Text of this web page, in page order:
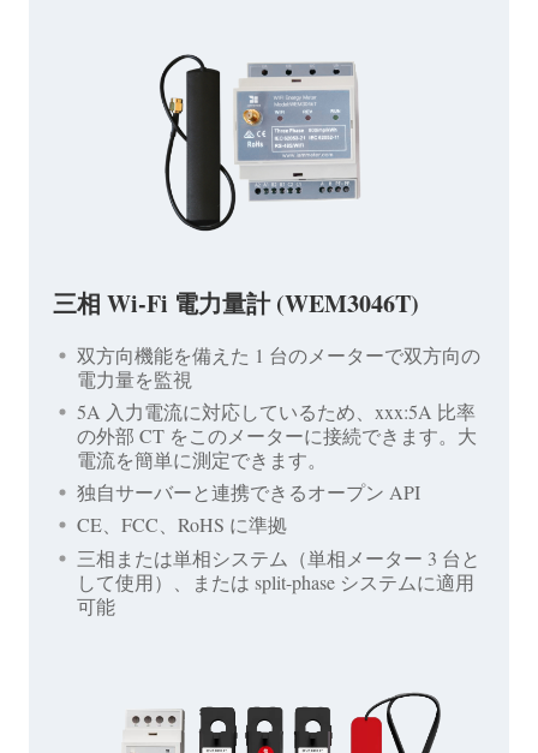
三相 Wi-Fi 電力量計 (WEM3046T)
双方向機能を備えた 1 台のメーターで双方向の
電力量を監視
5A 入力電流に対応しているため、xxx:5A 比率
の外部 CT をこのメーターに接続できます。大
電流を簡単に測定できます。
独自サーバーと連携できるオープン API
CE、FCC、RoHS に準拠
三相または単相システム（単相メーター 3 台と
して使用）、または split-phase システムに適用
可能